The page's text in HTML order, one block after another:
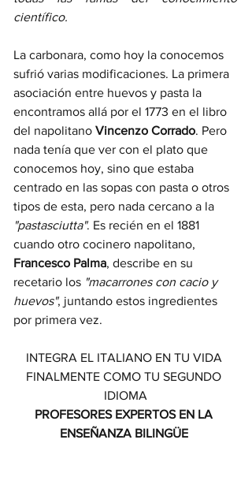
científico.
La carbonara, como hoy la conocemos
sufrió varias modificaciones. La primera
asociación entre huevos y pasta la
encontramos allá por el 1773 en el libro
del napolitano Vincenzo Corrado. Pero
nada tenía que ver con el plato que
conocemos hoy, sino que estaba
centrado en las sopas con pasta o otros
tipos de esta, pero nada cercano a la
"pastasciutta". Es recién en el 1881
cuando otro cocinero napolitano,
Francesco Palma, describe en su
recetario los "macarrones con cacio y
huevos", juntando estos ingredientes
por primera vez.
INTEGRA EL ITALIANO EN TU VIDA
FINALMENTE COMO TU SEGUNDO
IDIOMA
PROFESORES EXPERTOS EN LA
ENSEÑANZA BILINGÜE